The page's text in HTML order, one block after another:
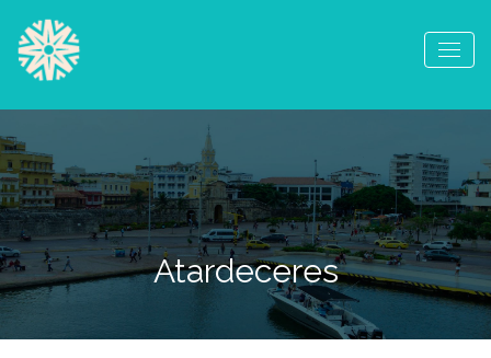
Atardeceres